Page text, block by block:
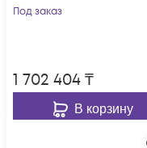
выхода, WDM
Под заказ
1 702 404₸
В корзину